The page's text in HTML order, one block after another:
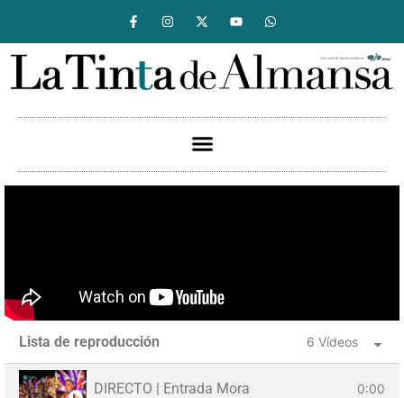
Lista de reproducción 6 Vídeos
DIRECTO | Entrada Mora 0:00